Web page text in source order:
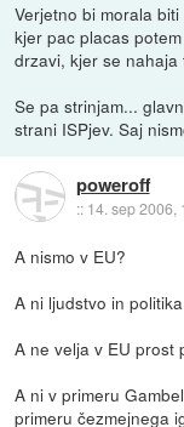
Verjetno bi morala
kjer pac placas
drzavi, kjer se
Se pa strinjam...
strani ISPjev. Saj
poweroff
:: 14. sep 2006,
A nismo v EU?
A ni ljudstvo in
A ne velja v EU prost
A ni v primeru
primeru čezmejnega